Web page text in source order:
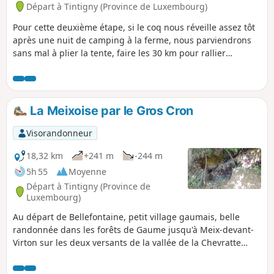
Départ à Tintigny (Province de Luxembourg)
Pour cette deuxième étape, si le coq nous réveille assez tôt
après une nuit de camping à la ferme, nous parviendrons
sans mal à plier la tente, faire les 30 km pour rallier
d'Orval à mi-chemin. Nous roulerons, la plupart du temps,
en forêt.
La Meixoise par le Gros Cron
Visorandonneur
18,32 km
+241 m
-244 m
5h 55
Moyenne
Départ à Tintigny (Province de
Luxembourg)
Au départ de Bellefontaine, petit village gaumais, belle
randonnée dans les forêts de Gaume jusqu'à Meix-devant-
Virton sur les deux versants de la vallée de la Chevratte
géologique remarquable en Lorraine belge) et sa source.